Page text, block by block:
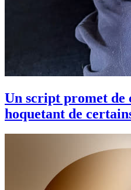
Un script promet
hoquetant de